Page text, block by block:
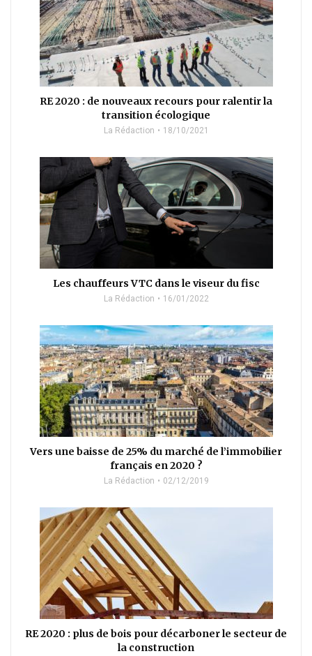
RE 2020 : de nouveaux recours pour ralentir la
transition écologique
La Rédaction 18/10/2021
Les chauffeurs VTC dans le viseur du fisc
La Rédaction 16/01/2022
Vers une baisse de 25% du marché de l’immobilier
français en 2020 ?
La Rédaction 02/12/2019
RE 2020 : plus de bois pour décarboner le secteur de
la construction